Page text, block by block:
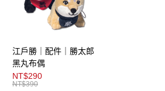
AFTEE先享後付
【關於「AFTEE先享後付」】
便利好安心！
１．簡單：不需註冊會員、不需綁卡、不需儲值。
２．便利：只要手機號碼，簡訊認證，即可結帳。
３．安心：先確認商品／服務後，再付款。
運送方式
全家取貨付款
江戶勝｜配件｜勝太郎
黑丸布偶
NT$290
NT$390